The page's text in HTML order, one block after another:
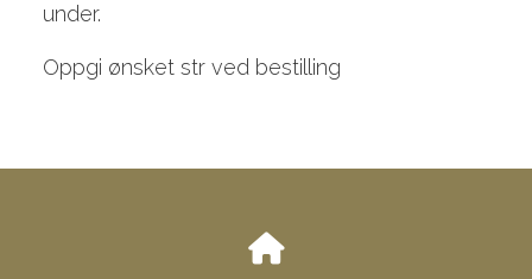
under.
Oppgi ønsket str ved bestilling